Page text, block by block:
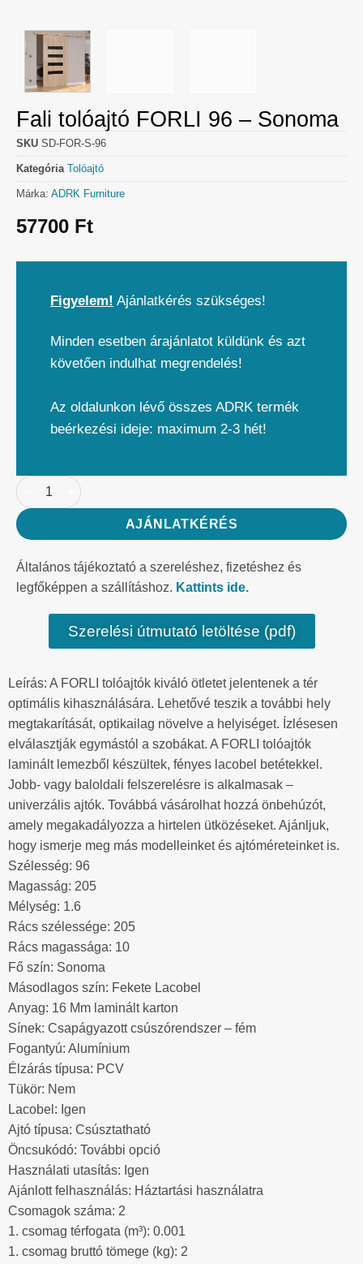
Fali tolóajtó FORLI 96 – Sonoma
SKU SD-FOR-S-96
Kategória Tolóajtó
Márka: ADRK Furniture
57700 Ft
Figyelem! Ajánlatkérés szükséges!
Minden esetben árajánlatot küldünk és azt
követően indulhat megrendelés!
Az oldalunkon lévő összes ADRK termék
beérkezési ideje: maximum 2-3 hét!
AJÁNLATKÉRÉS
Általános tájékoztató a szereléshez, fizetéshez és
legfőképpen a szállításhoz. Kattints ide.
Szerelési útmutató letöltése (pdf)
Leírás: A FORLI tolóajtók kiváló ötletet jelentenek a tér
optimális kihasználására. Lehetővé teszik a további hely
megtakarítását, optikailag növelve a helyiséget. Ízlésesen
elválasztják egymástól a szobákat. A FORLI tolóajtók
laminált lemezből készültek, fényes lacobel betétekkel.
Jobb- vagy baloldali felszerelésre is alkalmasak –
univerzális ajtók. Továbbá vásárolhat hozzá önbehúzót,
amely megakadályozza a hirtelen ütközéseket. Ajánljuk,
hogy ismerje meg más modelleinket és ajtóméreteinket is.
Szélesség: 96
Magasság: 205
Mélység: 1.6
Rács szélessége: 205
Rács magassága: 10
Fő szín: Sonoma
Másodlagos szín: Fekete Lacobel
Anyag: 16 Mm laminált karton
Sínek: Csapágyazott csúszórendszer – fém
Fogantyú: Alumínium
Élzárás típusa: PCV
Tükör: Nem
Lacobel: Igen
Ajtó típusa: Csúsztatható
Öncsukódó: További opció
Használati utasítás: Igen
Ajánlott felhasználás: Háztartási használatra
Csomagok száma: 2
1. csomag térfogata (m³): 0.001
1. csomag bruttó tömege (kg): 2